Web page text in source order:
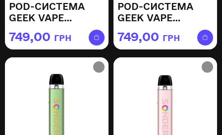
POD-СИСТЕМА
GEEK VAPE
MOCHA GOLD
749,00 ГРН
POD-СИСТЕМА
GEEK VAPE
OCEAN BLUE
749,00 ГРН